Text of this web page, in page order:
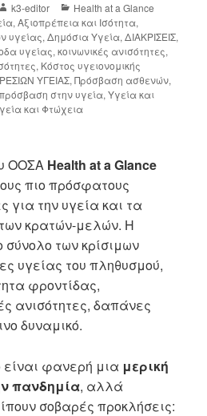
k3-editor
Health at a Glance
,Αξιοπρέπεια και Ισότητα,
υγείας,Δημόσια Υγεία,ΔΙΑΚΡΙΣΕΙΣ,
υγείας,κοινωνικές ανισότητες,
, Κόστος υγειονομικής
ΥΓΕΙΑΣ,Πρόσβαση ασθενών,
στην υγεία,Υγεία και
και Φτώχεια
ΟΟΣΑ Health at a Glance
πιο πρόσφατους
για την υγεία και τα
κρατών-μελών. Η
σύνολο των κρίσιμων
υγείας του πληθυσμού,
φροντίδας,
ανισότητες, δαπάνες
δυναμικό.
είναι φανερή μια μερική
πανδημία, αλλά
σοβαρές προκλήσεις: